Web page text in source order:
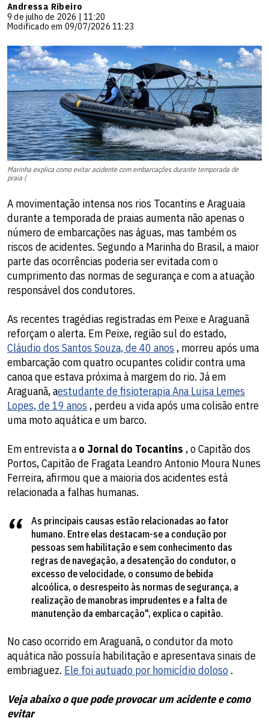
Andressa Ribeiro
9 de julho de 2026 | 11:20
Modificado em 09/07/2026 11:23
Marinha explica como evitar acidente com embarcações durante temporada de
praia (
A movimentação intensa nos rios Tocantins e Araguaia
durante a temporada de praias aumenta não apenas o
número de embarcações nas águas, mas também os
riscos de acidentes. Segundo a Marinha do Brasil, a maior
parte das ocorrências poderia ser evitada com o
cumprimento das normas de segurança e com a atuação
responsável dos condutores.
As recentes tragédias registradas em Peixe e Araguanã
reforçam o alerta. Em Peixe, região sul do estado,
Cláudio dos Santos Souza, de 40 anos , morreu após uma
embarcação com quatro ocupantes colidir contra uma
canoa que estava próxima à margem do rio. Já em
Araguanã, aestudante de fisioterapia Ana Luisa Lemes
Lopes, de 19 anos , perdeu a vida após uma colisão entre
uma moto aquática e um barco.
Em entrevista a o Jornal do Tocantins , o Capitão dos
Portos, Capitão de Fragata Leandro Antonio Moura Nunes
Ferreira, afirmou que a maioria dos acidentes está
relacionada a falhas humanas.
As principais causas estão relacionadas ao fator
humano. Entre elas destacam-se a condução por
pessoas sem habilitação e sem conhecimento das
regras de navegação, a desatenção do condutor, o
excesso de velocidade, o consumo de bebida
alcoólica, o desrespeito às normas de segurança, a
realização de manobras imprudentes e a falta de
manutenção da embarcação", explica o capitão.
No caso ocorrido em Araguanã, o condutor da moto
aquática não possuía habilitação e apresentava sinais de
embriaguez. Ele foi autuado por homicídio doloso .
Veja abaixo o que pode provocar um acidente e como
evitar